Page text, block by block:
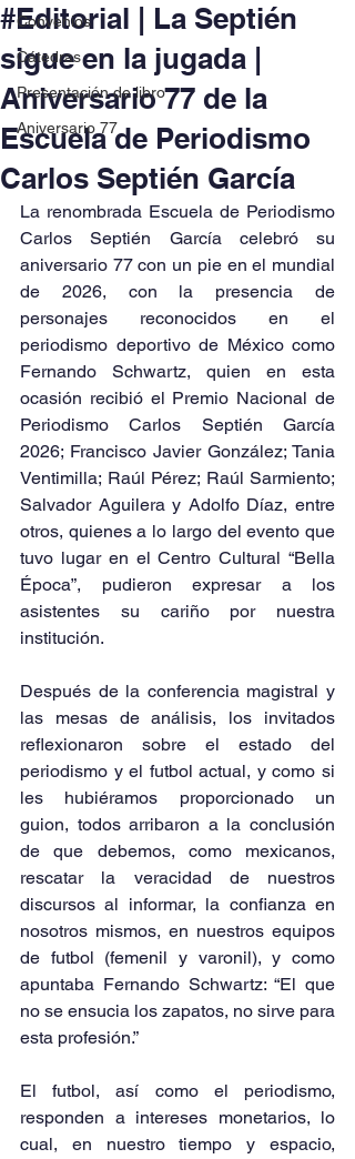
Convenios
Cátedras
Presentación de libro
Aniversario 77
#Editorial | La Septién
sigue en la jugada |
Aniversario 77 de la
Escuela de Periodismo
Carlos Septién García
La renombrada Escuela de Periodismo
Carlos Septién García celebró su
aniversario 77 con un pie en el mundial
de 2026, con la presencia de
personajes reconocidos en el
periodismo deportivo de México como
Fernando Schwartz, quien en esta
ocasión recibió el Premio Nacional de
Periodismo Carlos Septién García
2026; Francisco Javier González; Tania
Ventimilla; Raúl Pérez; Raúl Sarmiento;
Salvador Aguilera y Adolfo Díaz, entre
otros, quienes a lo largo del evento que
tuvo lugar en el Centro Cultural “Bella
Época”, pudieron expresar a los
asistentes su cariño por nuestra
institución.
Después de la conferencia magistral y
las mesas de análisis, los invitados
reflexionaron sobre el estado del
periodismo y el futbol actual, y como si
les hubiéramos proporcionado un
guion, todos arribaron a la conclusión
de que debemos, como mexicanos,
rescatar la veracidad de nuestros
discursos al informar, la confianza en
nosotros mismos, en nuestros equipos
de futbol (femenil y varonil), y como
apuntaba Fernando Schwartz: “El que
no se ensucia los zapatos, no sirve para
esta profesión.”
El futbol, así como el periodismo,
responden a intereses monetarios, lo
cual, en nuestro tiempo y espacio,